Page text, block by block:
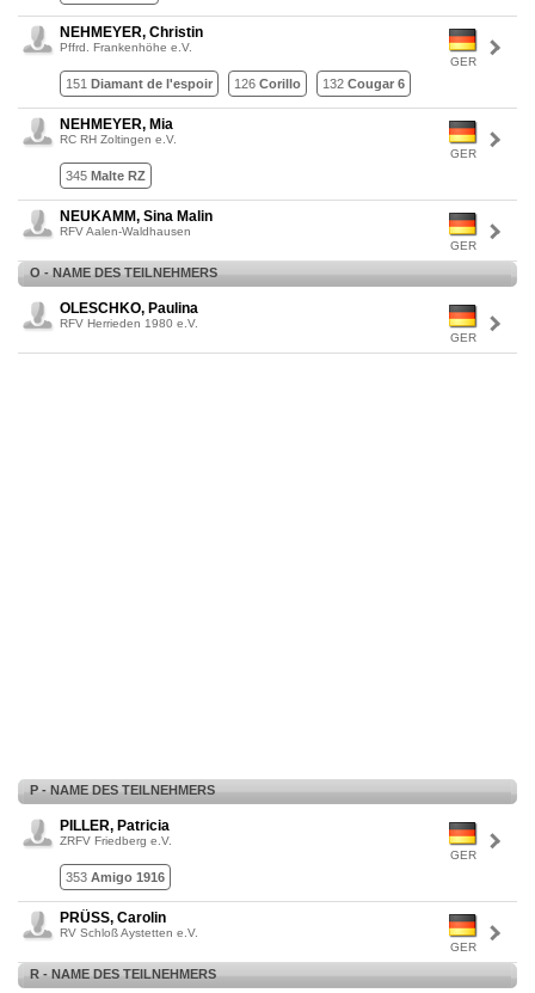
GER
NEHMEYER, Christin
Pffrd. Frankenhöhe e.V.
151 Diamant de l'espoir 126 Corillo 132 Cougar 6
GER
NEHMEYER, Mia
RC RH Zoltingen e.V.
345 Malte RZ
GER
NEUKAMM, Sina Malin
RFV Aalen-Waldhausen
O - NAME DES TEILNEHMERS
GER
OLESCHKO, Paulina
RFV Herrieden 1980 e.V.
P - NAME DES TEILNEHMERS
GER
PILLER, Patricia
ZRFV Friedberg e.V.
353 Amigo 1916
GER
PRÜSS, Carolin
RV Schloß Aystetten e.V.
R - NAME DES TEILNEHMERS